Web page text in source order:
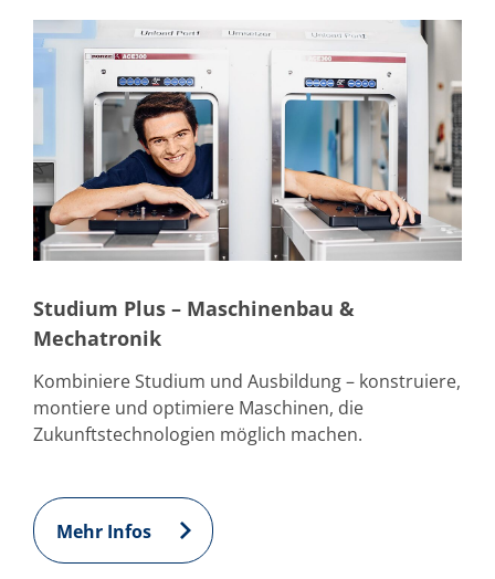
Studium Plus – Maschinenbau &
Mechatronik
Kombiniere Studium und Ausbildung – konstruiere,
montiere und optimiere Maschinen, die
Zukunftstechnologien möglich machen.
Mehr Infos